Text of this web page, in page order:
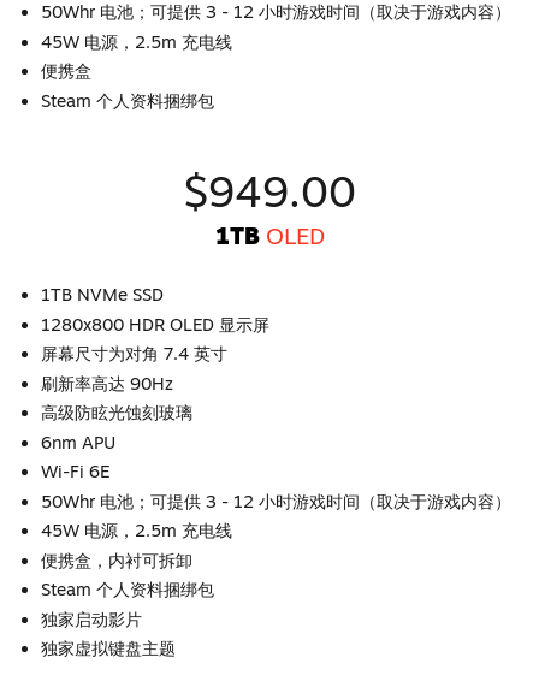
50Whr 电池；可提供 3 - 12 小时游戏时间（取决于游戏内容）
45W 电源，2.5m 充电线
便携盒
Steam 个人资料捆绑包
$949.00
1TB OLED
1TB NVMe SSD
1280x800 HDR OLED 显示屏
屏幕尺寸为对角 7.4 英寸
刷新率高达 90Hz
高级防眩光蚀刻玻璃
6nm APU
Wi-Fi 6E
50Whr 电池；可提供 3 - 12 小时游戏时间（取决于游戏内容）
45W 电源，2.5m 充电线
便携盒，内衬可拆卸
Steam 个人资料捆绑包
独家启动影片
独家虚拟键盘主题